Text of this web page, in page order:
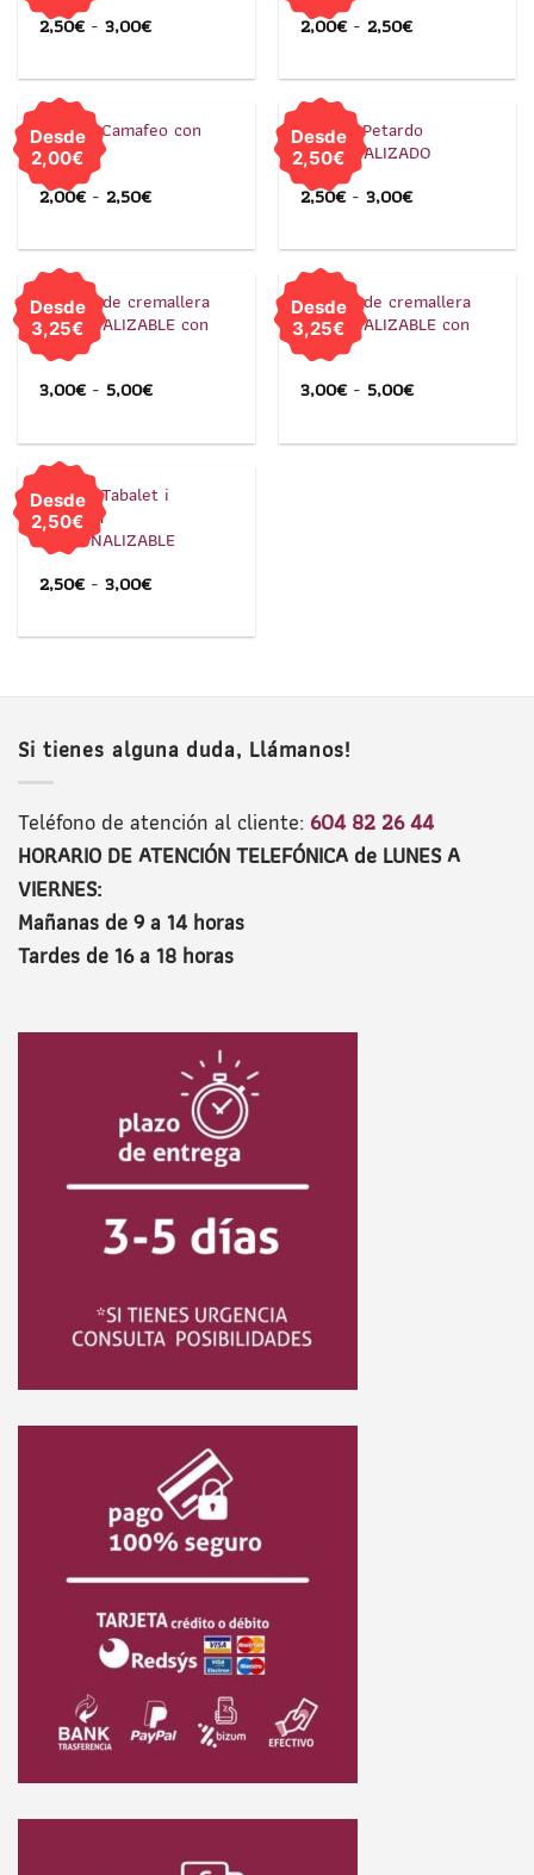
2,50€-3,00€
2,00€-2,50€
Desde
2,00€
1/1
Llavero Camafeo con
Fallero
2,00€-2,50€
Desde
2,50€
1/2
Llavero Petardo
PERSONALIZADO
2,50€-3,00€
Desde
3,25€
1/2
Tirador de cremallera
PERSONALIZABLE con
fallera
3,00€-5,00€
Desde
3,25€
1/2
Tirador de cremallera
PERSONALIZABLE con
fallero
3,00€-5,00€
Desde
2,50€
1/2
Llavero Tabalet i
Dolçaina
PERSONALIZABLE
2,50€-3,00€
Si tienes alguna duda, Llámanos!
Teléfono de atención al cliente: 604 82 26 44
HORARIO DE ATENCIÓN TELEFÓNICA de LUNES A
VIERNES:
Mañanas de 9 a 14 horas
Tardes de 16 a 18 horas